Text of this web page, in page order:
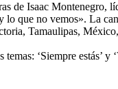
de Isaac
que no vemos». La
Tamaulipas,
‘Siempre estás’